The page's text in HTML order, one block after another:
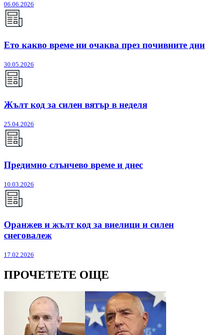
06.06.2026
Ето какво време ни очаква през почивните дни
30.05.2026
Жълт код за силен вятър в неделя
25.04.2026
Предимно слънчево време и днес
10.03.2026
Оранжев и жълт код за виелици и силен
снеговалеж
17.02.2026
ПРОЧЕТЕТЕ ОЩЕ